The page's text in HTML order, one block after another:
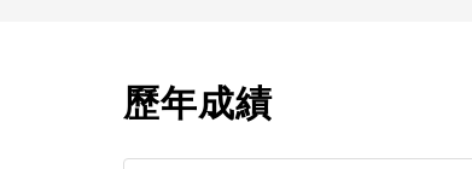
歷年成績